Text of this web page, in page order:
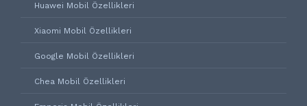
Huawei Mobil Özellikleri
Xiaomi Mobil Özellikleri
Google Mobil Özellikleri
Chea Mobil Özellikleri